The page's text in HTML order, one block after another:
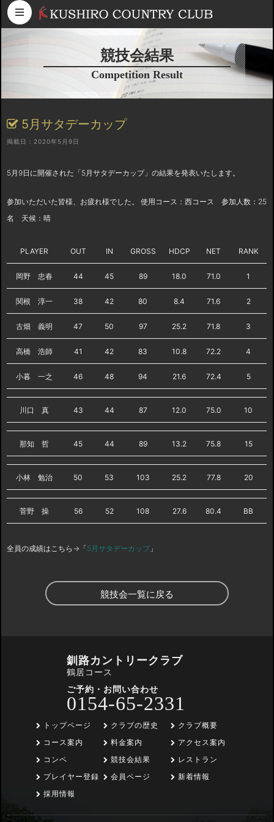
コンテンツへスキップ
競技会結果
Competition Result
5月サタデーカップ
掲載日：2020年5月9日
5月9日に開催された「5月サタデーカップ」の結果を発表いたします。
参加いただいた皆様、お疲れ様でした。 使用コース：西コース 参加人数：25
名 天候：晴
PLAYER OUT IN GROSS HDCP NET RANK
岡野 忠春 44 45 89 18.0 71.0 1
関根 淳一 38 42 80 8.4 71.6 2
古畑 義明 47 50 97 25.2 71.8 3
高橋 浩師 41 42 83 10.8 72.2 4
小暮 一之 46 48 94 21.6 72.4 5
川口 真 43 44 87 12.0 75.0 10
那知 哲 45 44 89 13.2 75.8 15
小林 勉治 50 53 103 25.2 77.8 20
菅野 操 56 52 108 27.6 80.4 BB
全員の成績はこちら→「5月サタデーカップ 」
競技会一覧に戻る
釧路カントリークラブ
鶴居コース
ご予約・お問い合わせ
0154-65-2331
トップページ
コース案内
コンペ
プレイヤー登録
採用情報
クラブの歴史
料金案内
競技会結果
会員ページ
クラブ概要
アクセス案内
レストラン
新着情報